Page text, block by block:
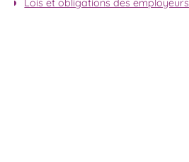
Lois et obligations des employeurs